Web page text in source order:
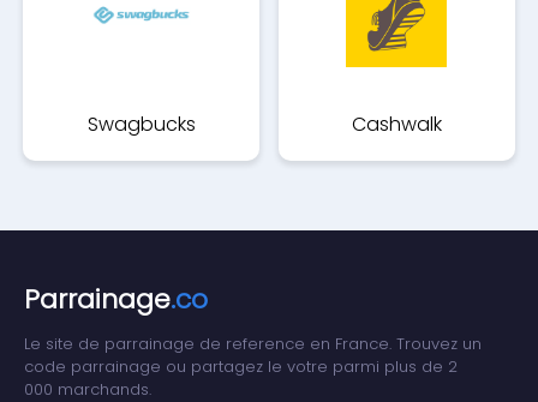
Swagbucks Cashwalk
Parrainage.co
Le site de parrainage de reference en France. Trouvez un
code parrainage ou partagez le votre parmi plus de 2
000 marchands.